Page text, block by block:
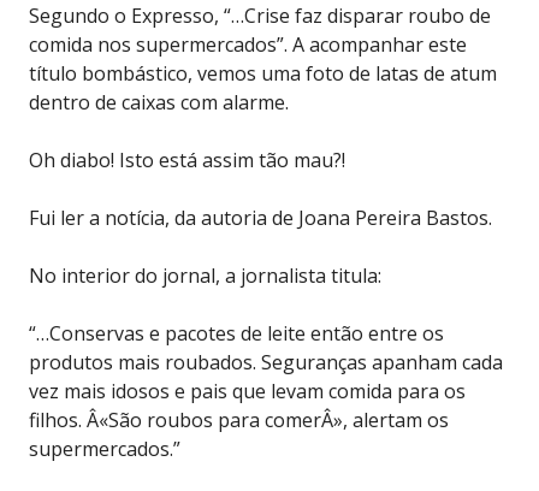
Segundo o Expresso, “…Crise faz disparar roubo de
comida nos supermercados”. A acompanhar este
título bombástico, vemos uma foto de latas de atum
dentro de caixas com alarme.
Oh diabo! Isto está assim tão mau?!
Fui ler a notícia, da autoria de Joana Pereira Bastos.
No interior do jornal, a jornalista titula:
“…Conservas e pacotes de leite então entre os
produtos mais roubados. Seguranças apanham cada
vez mais idosos e pais que levam comida para os
filhos. Â«São roubos para comerÂ», alertam os
supermercados.”